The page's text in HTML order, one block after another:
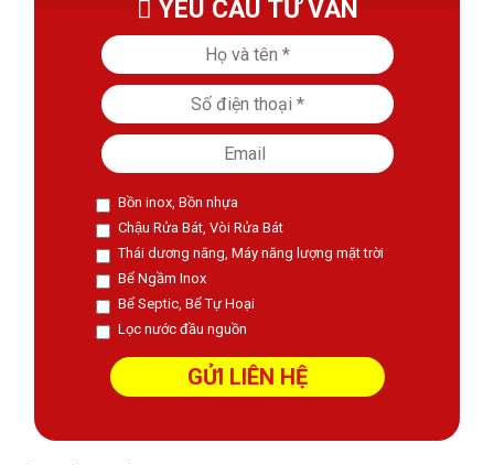
YÊU CẦU TƯ VẤN
Bồn inox, Bồn nhựa
Chậu Rửa Bát, Vòi Rửa Bát
Thái dương năng, Máy năng lượng mặt trời
Bể Ngầm Inox
Bể Septic, Bể Tự Hoại
Lọc nước đầu nguồn